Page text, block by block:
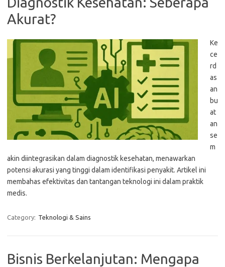
Akurat?
Ke
ce
rd
as
an
bu
at
an
se
m
akin diintegrasikan dalam diagnostik kesehatan, menawarkan
potensi akurasi yang tinggi dalam identifikasi penyakit. Artikel ini
membahas efektivitas dan tantangan teknologi ini dalam praktik
medis.
Category: Teknologi & Sains
Bisnis Berkelanjutan: Mengapa